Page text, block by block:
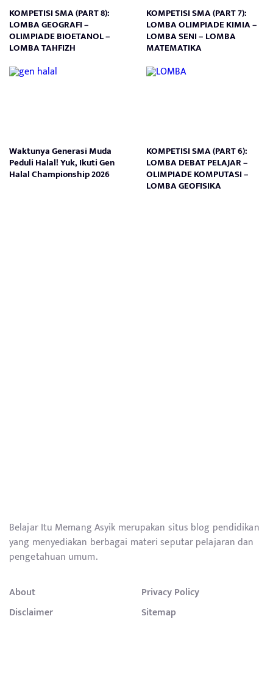
KOMPETISI SMA (PART 8):
LOMBA GEOGRAFI –
OLIMPIADE BIOETANOL –
LOMBA TAHFIZH
KOMPETISI SMA (PART 7):
LOMBA OLIMPIADE KIMIA –
LOMBA SENI – LOMBA
MATEMATIKA
Waktunya Generasi Muda
Peduli Halal! Yuk, Ikuti Gen
Halal Championship 2026
KOMPETISI SMA (PART 6):
LOMBA DEBAT PELAJAR –
OLIMPIADE KOMPUTASI –
LOMBA GEOFISIKA
Belajar Itu Memang Asyik merupakan situs blog pendidikan
yang menyediakan berbagai materi seputar pelajaran dan
pengetahuan umum.
About
Privacy Policy
Disclaimer
Sitemap